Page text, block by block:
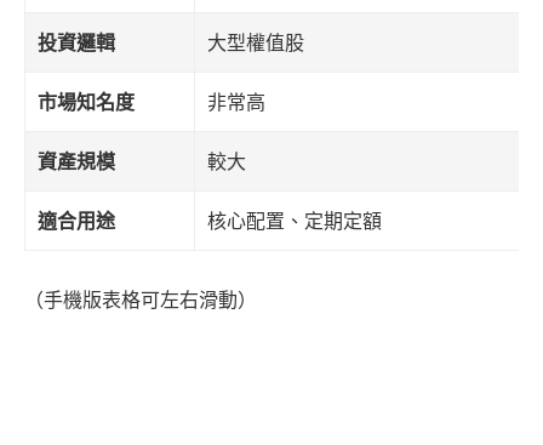
投資邏輯 大型權值股
市場知名度 非常高
資產規模 較大
適合用途 核心配置、定期定額
（手機版表格可左右滑動）